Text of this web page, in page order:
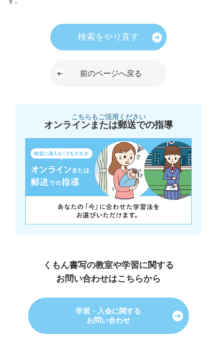
検索をやり直す
前のページへ戻る
こちらもご活用ください
オンラインまたは郵送での指導
くもん書写の教室や学習に関する
お問い合わせはこちらから
学習・入会に関する
お問い合わせ